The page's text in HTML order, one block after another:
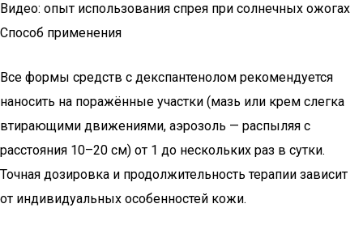
Видео: опыт использования спрея при солнечных ожогах
Способ применения
Все формы средств с декспантенолом рекомендуется
наносить на поражённые участки (мазь или крем слегка
втирающими движениями, аэрозоль — распыляя с
расстояния 10–20 см) от 1 до нескольких раз в сутки.
Точная дозировка и продолжительность терапии зависит
от индивидуальных особенностей кожи.